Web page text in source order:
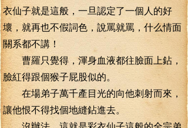
衣仙子就是這般，一旦認定了一個人的好
壞，就再也不假詞色，說罵就罵，什么情面
關系都不講！
曹羅只覺得，渾身血液都往臉面上鉆，
臉紅得跟個猴子屁股似的。
在場弟子萬千產目光的向他刺射而來，
讓他恨不得找個地縫鉆進去。